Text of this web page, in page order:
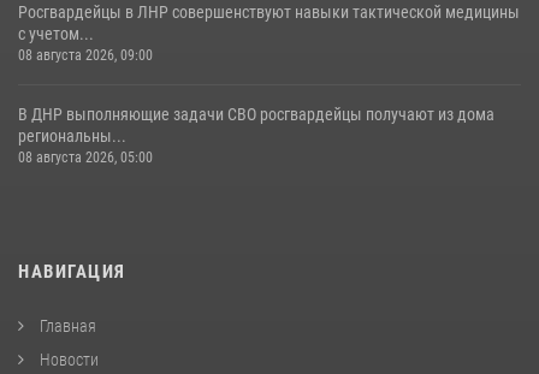
Росгвардейцы в ЛНР совершенствуют навыки тактической медицины
с учетом...
08 августа 2026, 09:00
В ДНР выполняющие задачи СВО росгвардейцы получают из дома
региональны...
08 августа 2026, 05:00
НАВИГАЦИЯ
Главная
Новости